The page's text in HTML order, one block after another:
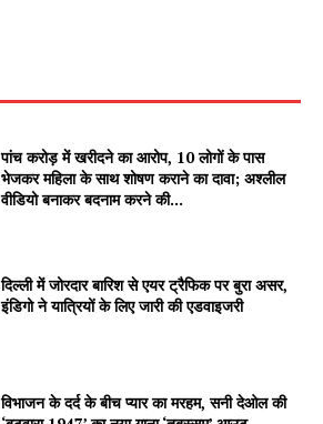
पांच करोड़ में खरीदने का आरोप, 10 लोगों के पास
भेजकर महिला के साथ शोषण कराने का दावा; अश्लील
वीडियो बनाकर बदनाम करने की...
दिल्ली में जोरदार बारिश से एयर ट्रैफिक पर बुरा असर,
इंडिगो ने यात्रियों के लिए जारी की एडवाइजरी
विभाजन के दर्द के बीच प्यार का मरहम, सनी देओल की